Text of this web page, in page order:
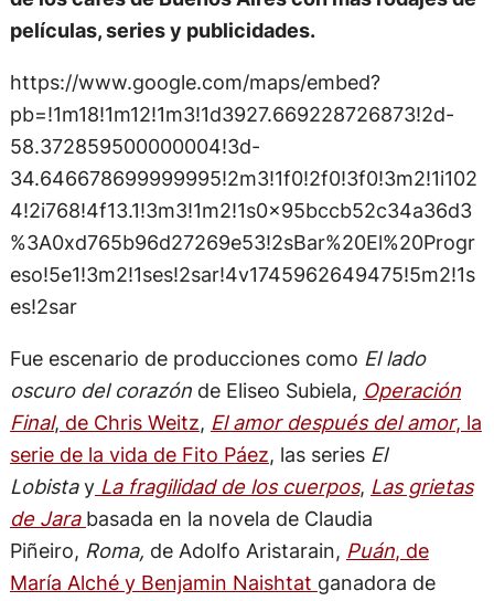
películas, series y publicidades.
https://www.google.com/maps/embed?
pb=!1m18!1m12!1m3!1d3927.669228726873!2d-
58.372859500000004!3d-
34.646678699999995!2m3!1f0!2f0!3f0!3m2!1i102
4!2i768!4f13.1!3m3!1m2!1s0x95bccb52c34a36d3
%3A0xd765b96d27269e53!2sBar%20El%20Progr
eso!5e1!3m2!1ses!2sar!4v1745962649475!5m2!1s
es!2sar
Fue escenario de producciones como El lado
oscuro del corazónde Eliseo Subiela, Operación
Final, de Chris Weitz, El amor después del amor, la
serie de la vida de Fito Páez, las series El
Lobistay La fragilidad de los cuerpos, Las grietas
de Jara basada en la novela de Claudia
Piñeiro, Roma, de Adolfo Aristarain, Puán, de
María Alché y Benjamin Naishtat ganadora de